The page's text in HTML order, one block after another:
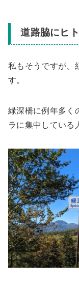
道路脇にヒ
私もそうですが、
す。
緑深橋に例年多く
ラに集中している